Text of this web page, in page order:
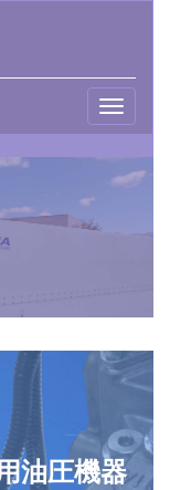
T
o
g
g
g
a
o
n
油圧機器